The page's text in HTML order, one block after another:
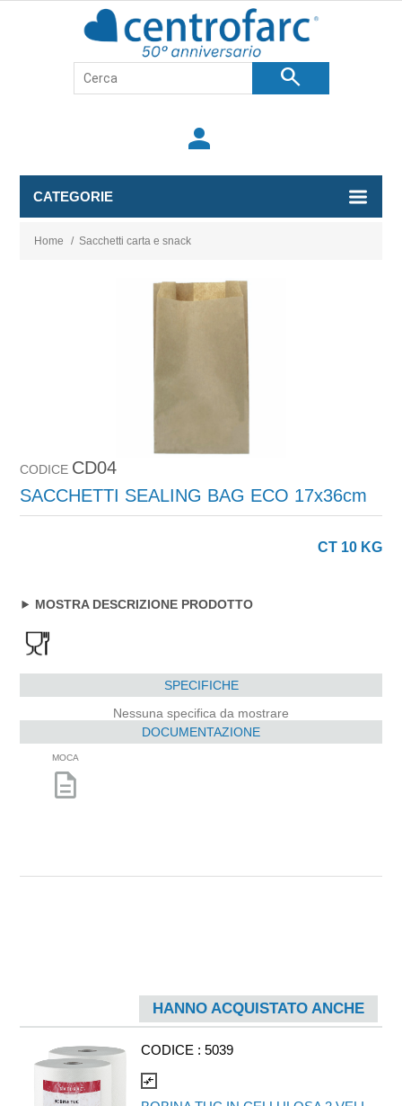
search
person
CATEGORIE
Home / Sacchetti carta e snack
CODICE CD04
SACCHETTI SEALING BAG ECO 17x36cm
CT 10 KG
MOSTRA DESCRIZIONE PRODOTTO
SPECIFICHE
Nessuna specifica da mostrare
DOCUMENTAZIONE
MOCA
description
HANNO ACQUISTATO ANCHE
CODICE : 5039
compare_arrows